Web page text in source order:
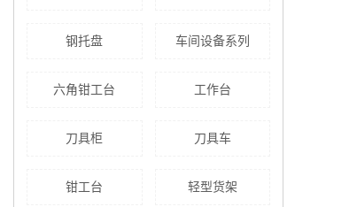
钢托盘 车间设备系列
六角钳工台 工作台
刀具柜 刀具车
钳工台 轻型货架